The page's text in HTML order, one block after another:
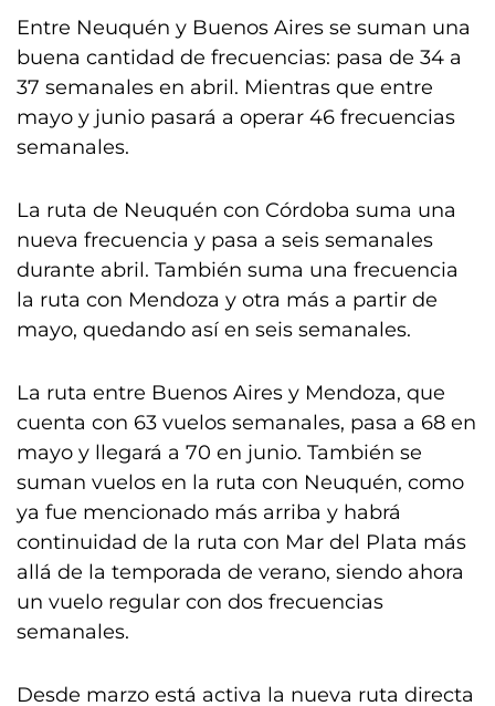
Entre Neuquén y Buenos Aires se suman una
buena cantidad de frecuencias: pasa de 34 a
37 semanales en abril. Mientras que entre
mayo y junio pasará a operar 46 frecuencias
semanales.
La ruta de Neuquén con Córdoba suma una
nueva frecuencia y pasa a seis semanales
durante abril. También suma una frecuencia
la ruta con Mendoza y otra más a partir de
mayo, quedando así en seis semanales.
La ruta entre Buenos Aires y Mendoza, que
cuenta con 63 vuelos semanales, pasa a 68 en
mayo y llegará a 70 en junio. También se
suman vuelos en la ruta con Neuquén, como
ya fue mencionado más arriba y habrá
continuidad de la ruta con Mar del Plata más
allá de la temporada de verano, siendo ahora
un vuelo regular con dos frecuencias
semanales.
Desde marzo está activa la nueva ruta directa